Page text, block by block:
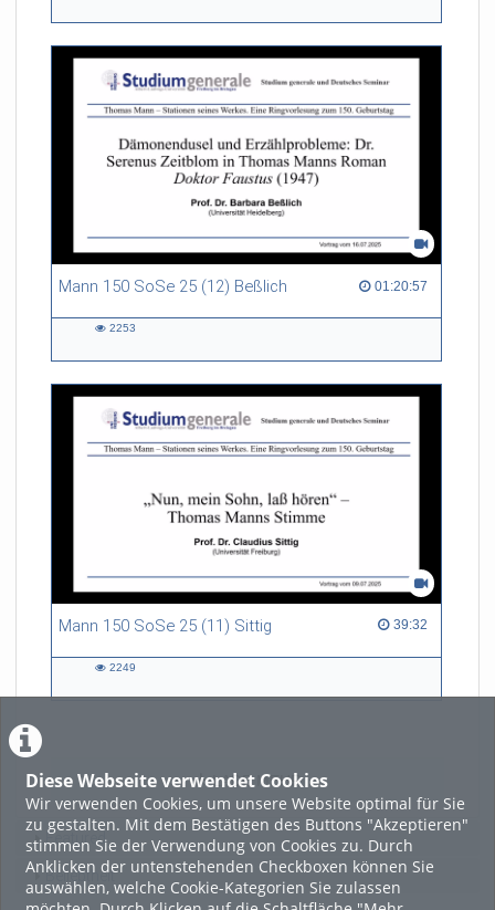
Diese Webseite verwendet Cookies
Wir verwenden Cookies, um unsere Website optimal für Sie
zu gestalten. Mit dem Bestätigen des Buttons "Akzeptieren"
stimmen Sie der Verwendung von Cookies zu. Durch
Anklicken der untenstehenden Checkboxen können Sie
auswählen, welche Cookie-Kategorien Sie zulassen
Mann 150 SoSe 25 (12) Beßlich 01:20:57
01:20:57 duration
2253
Mann 150 SoSe 25 (11) Sittig 39:32
39:32 duration
2249
LADE MEHR
Featured
Beliebtheit